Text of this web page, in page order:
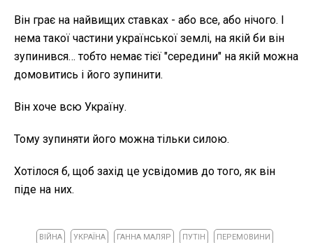
Він грає на найвищих ставках - або все, або нічого.
нема такої частини української землі, на якій би він
зупинився… тобто немає тієї "середини" на якій можна
домовитись і його зупинити.
Він хоче всю Україну.
Тому зупиняти його можна тільки силою.
Хотілося б, щоб захід це усвідомив до того, як він
піде на них.
ВІЙНА УКРАЇНА ГАННА МАЛЯР ПУТІН ПЕРЕМОВИНИ